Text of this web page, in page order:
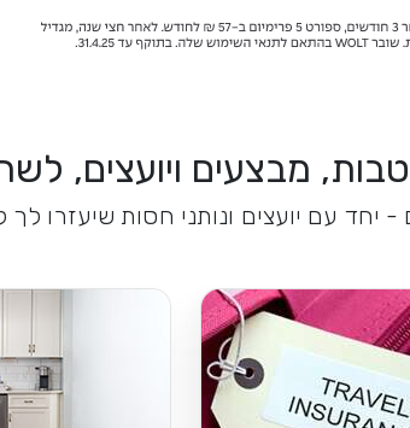
מבצעים ויועצים,
יחד עם יועצים ונותני חסות שיעזרו